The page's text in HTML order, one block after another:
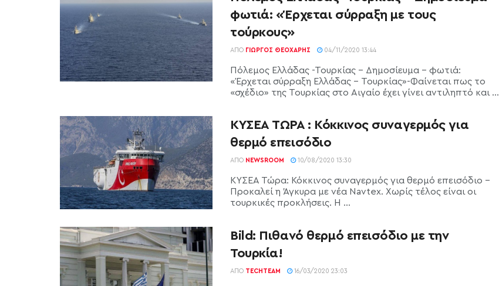
φωτιά: «Έρχεται σύρραξη με τους
τούρκους»
ΑΠΌ ΓΙΏΡΓΟΣ ΘΕΟΧΆΡΗΣ 04/11/2020 13:44
Πόλεμος Ελλάδας -Τουρκίας – Δημοσίευμα – φωτιά:
«Έρχεται σύρραξη Ελλάδας – Τουρκίας»-Φαίνεται πως το
«σχέδιο» της Τουρκίας στο Αιγαίο έχει γίνει αντιληπτό και ...
ΚΥΣΕΑ ΤΩΡΑ : Κόκκινος συναγερμός για
θερμό επεισόδιο
ΑΠΌ NEWSROOM 10/08/2020 13:30
ΚΥΣΕΑ Τώρα: Κόκκινος συναγερμός για θερμό επεισόδιο -
Προκαλεί η Άγκυρα με νέα Navtex. Χωρίς τέλος είναι οι
τουρκικές προκλήσεις. Η ...
Bild: Πιθανό θερμό επεισόδιο με την
Τουρκία!
ΑΠΌ TECHTEAM 16/03/2020 23:03